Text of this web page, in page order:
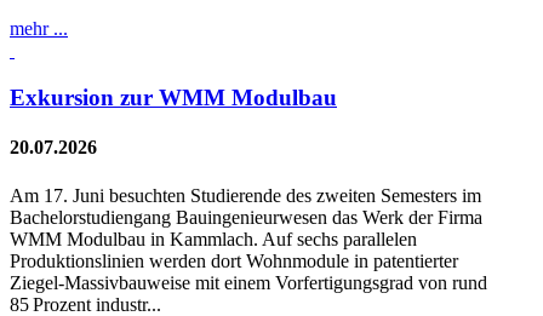
mehr ...
Exkursion zur WMM Modulbau
20.07.2026
Am 17. Juni besuchten Studierende des zweiten Semesters im
Bachelorstudiengang Bauingenieurwesen das Werk der Firma
WMM Modulbau in Kammlach. Auf sechs parallelen
Produktionslinien werden dort Wohnmodule in patentierter
Ziegel‑Massivbauweise mit einem Vorfertigungsgrad von rund
85 Prozent industr...